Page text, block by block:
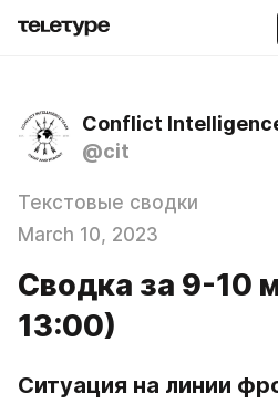
Conflict
@cit
Текстовые сводки
March 10, 2023
Сводка за 9-10
13:00)
Ситуация на линии